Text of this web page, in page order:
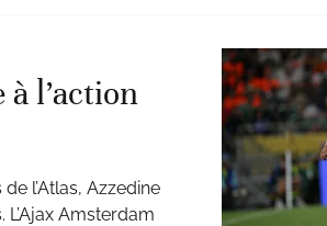
l’action
l’Atlas, Azzedine
Amsterdam